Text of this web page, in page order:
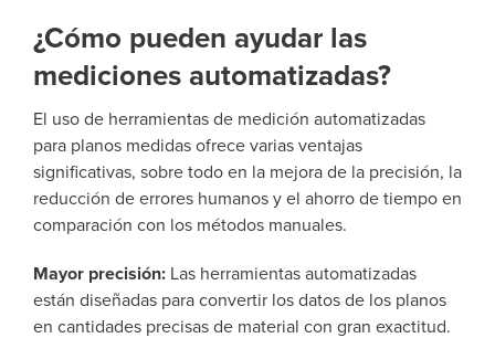
¿Cómo pueden ayudar las
mediciones automatizadas?
El uso de herramientas de medición automatizadas
para planos medidas ofrece varias ventajas
significativas, sobre todo en la mejora de la precisión, la
reducción de errores humanos y el ahorro de tiempo en
comparación con los métodos manuales.
Mayor precisión: Las herramientas automatizadas
están diseñadas para convertir los datos de los planos
en cantidades precisas de material con gran exactitud.